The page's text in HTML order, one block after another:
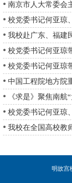
南京市人大常委会
校党委书记何亚琼
校党委书记何亚琼
《求是》聚焦南航
校党委书记何亚琼
我校在全国高校教
明故宫